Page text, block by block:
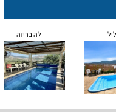
לה בריזה